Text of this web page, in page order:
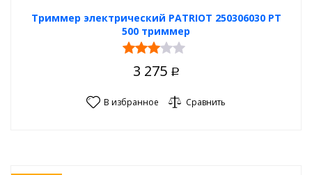
Триммер электрический PATRIOT 250306030 PT
500 триммер
3 275 Р
В избранное Сравнить